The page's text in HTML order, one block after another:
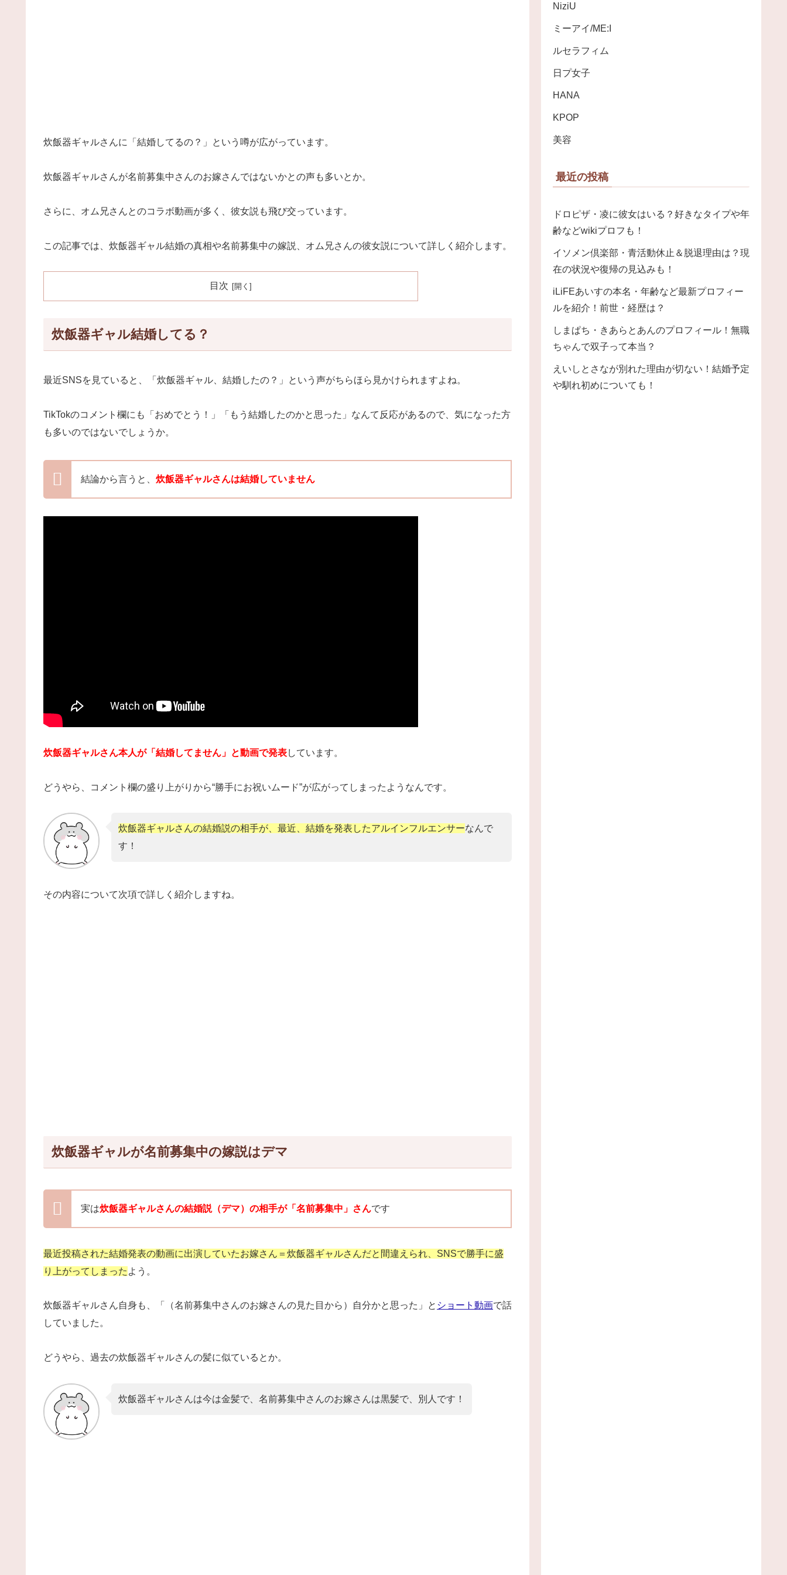
炊飯器ギャルさんに「結婚してるの？」という噂が広がっています。
炊飯器ギャルさんが名前募集中さんのお嫁さんではないかとの声も多いとか。
さらに、オム兄さんとのコラボ動画が多く、彼女説も飛び交っています。
この記事では、炊飯器ギャル結婚の真相や名前募集中の嫁説、オム兄さんの彼女説について詳しく紹介します。
目次
炊飯器ギャル結婚してる？
最近SNSを見ていると、「炊飯器ギャル、結婚したの？」という声がちらほら見かけられますよね。
TikTokのコメント欄にも「おめでとう！」「もう結婚したのかと思った」なんて反応があるので、気になった方
も多いのではないでしょうか。
結論から言うと、 炊飯器ギャルさんは結婚していません
炊飯器ギャルさん本人が「結婚してません」と動画で発表しています。
どうやら、コメント欄の盛り上がりから“勝手にお祝いムード”が広がってしまったようなんです。
炊飯器ギャルさんの結婚説の相手が、最近、結婚を発表したアルインフルエンサーなんで
す！
その内容について次項で詳しく紹介しますね。
炊飯器ギャルが名前募集中の嫁説はデマ
実は炊飯器ギャルさんの結婚説（デマ）の相手が「名前募集中」さんです
最近投稿された結婚発表の動画に出演していたお嫁さん＝炊飯器ギャルさんだと間違えられ、SNSで勝手に盛
り上がってしまった よう。
炊飯器ギャルさん自身も、「（名前募集中さんのお嫁さんの見た目から）自分かと思った」と ショート動画で話
していました。
どうやら、過去の炊飯器ギャルさんの髪に似ているとか。
炊飯器ギャルさんは今は金髪で、名前募集中さんのお嫁さんは黒髪で、別人です！
NiziU
ミーアイ/ME:I
ルセラフィム
日プ女子
HANA
KPOP
美容
最近の投稿
ドロピザ・凌に彼女はいる？好きなタイプや年
齢などwikiプロフも！
イソメン倶楽部・青活動休止＆脱退理由は？現
在の状況や復帰の見込みも！
iLiFEあいすの本名・年齢など最新プロフィー
ルを紹介！前世・経歴は？
しまぱち・きあらとあんのプロフィール！無職
ちゃんで双子って本当？
えいしとさなが別れた理由が切ない！結婚予定
や馴れ初めについても！